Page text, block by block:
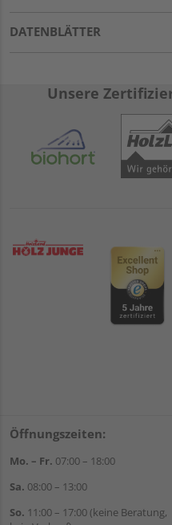
DATENBLÄTTER
Unsere
Öffnungszeiten:
Mo. – Fr. 07:00 – 18:00
Sa. 08:00 – 13:00
So. 11:00 – 17:00 (keine Beratung,